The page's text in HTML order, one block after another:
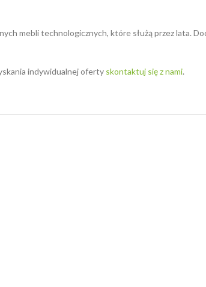
mebli technologicznych, które służą przez lata.
indywidualnej oferty skontaktuj się z nami.